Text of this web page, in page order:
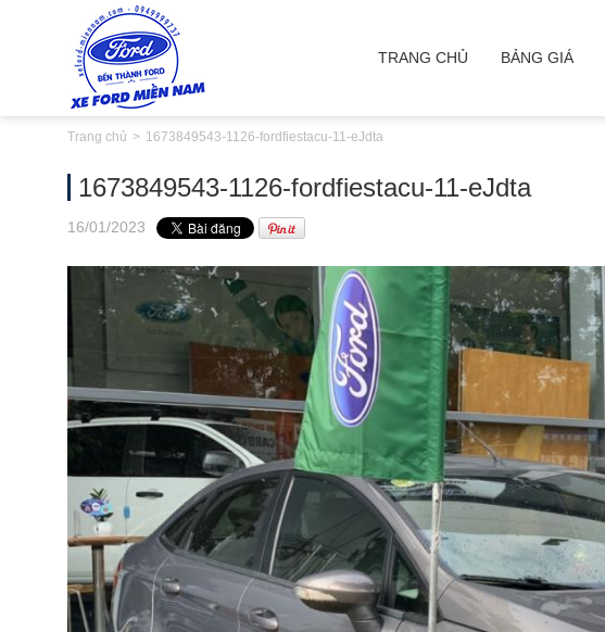
TRANG CHỦ BẢNG GIÁ
Trang chủ 1673849543-1126-fordfiestacu-11-eJdta
1673849543-1126-fordfiestacu-11-eJdta
16/01/2023